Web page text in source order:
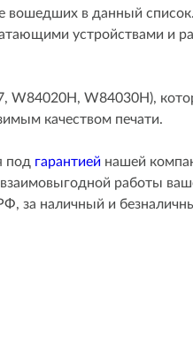
вошедших в данный
устройствами и
W84020H, W84030H),
качеством печати.
под гарантией нашей
работы
за наличный и